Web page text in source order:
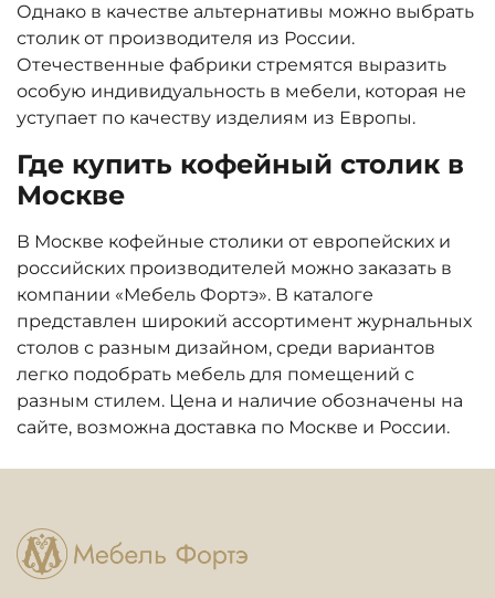
Однако в качестве альтернативы можно выбрать
столик от производителя из России.
Отечественные фабрики стремятся выразить
особую индивидуальность в мебели, которая не
уступает по качеству изделиям из Европы.
Где купить кофейный столик в
Москве
В Москве кофейные столики от европейских и
российских производителей можно заказать в
компании «Мебель Фортэ». В каталоге
представлен широкий ассортимент журнальных
столов с разным дизайном, среди вариантов
легко подобрать мебель для помещений с
разным стилем. Цена и наличие обозначены на
сайте, возможна доставка по Москве и России.